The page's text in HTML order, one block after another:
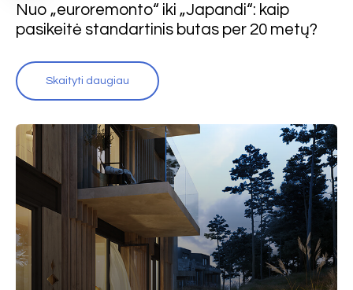
Nuo „euroremonto“ iki „Japandi“: kaip
pasikeitė standartinis butas per 20 metų?
Skaityti daugiau